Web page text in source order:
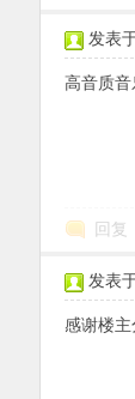
发表
高音质
回复
发表
感谢楼